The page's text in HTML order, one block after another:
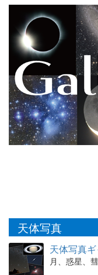
天体写真
天体写真
月、惑星、